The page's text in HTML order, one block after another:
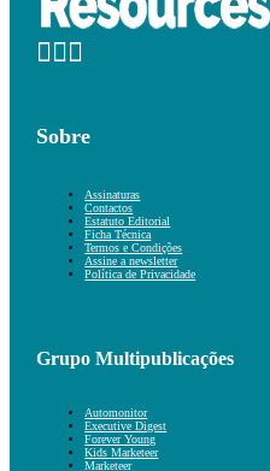
Sobre
Assinaturas
Contactos
Estatuto Editorial
Ficha Técnica
Termos e Condições
Assine a newsletter
Política de Privacidade
Grupo Multipublicações
Automonitor
Executive Digest
Forever Young
Kids Marketeer
Marketeer